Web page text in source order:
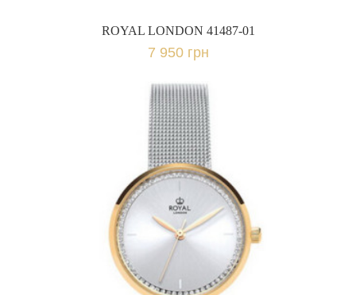
ROYAL LONDON 41487-01
7 950 грн